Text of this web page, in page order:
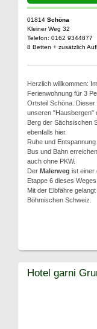
01814 Schöna
Kleiner Weg 32
Telefon: 0162 9344877
8 Betten + zusätzlich
Herzlich willkommen:
Ferienwohnung für 3
Ortsteil Schöna. Dieser
unseren "Hausbergen"
Berg der Sächsischen
ebenfalls hier.
Ruhe und
Bus und Bahn
auch ohne PKW.
Der Malerweg ist einer
Etappe 6 dieses
Mit der Elbfähre
Böhmischen Schweiz.
Hotel garni